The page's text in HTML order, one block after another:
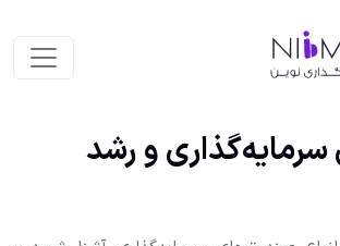
سرمایه‌گذاری و رشد